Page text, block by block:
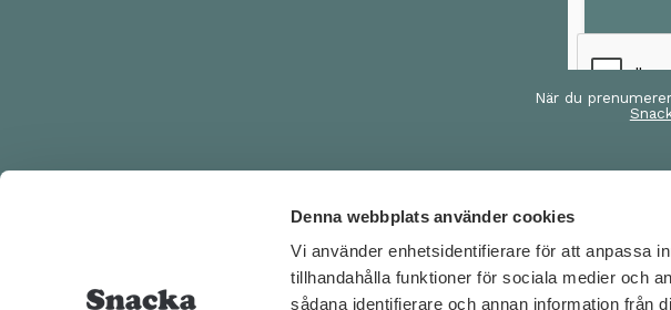
Denna webbplats använder cookies
Vi använder enhetsidentifierare för att anpassa
tillhandahålla funktioner för sociala medier och
sådana identifierare och annan information från
När du
KONTAKTA OSS OM: